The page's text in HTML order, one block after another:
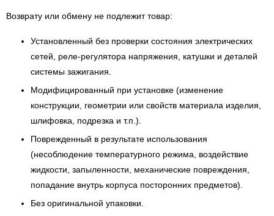
Возврату или обмену не подлежит товар:
Установленный без проверки состояния электрических
сетей, реле-регулятора напряжения, катушки и деталей
системы зажигания.
Модифицированный при установке (изменение
конструкции, геометрии или свойств материала изделия,
шлифовка, подрезка и т.п.).
Поврежденный в результате использования
(несоблюдение температурного режима, воздействие
жидкости, запыленности, механические повреждения,
попадание внутрь корпуса посторонних предметов).
Без оригинальной упаковки.